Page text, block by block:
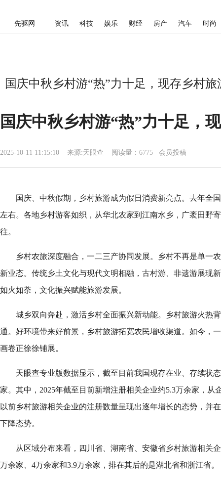
先驱网 资讯 科技 娱乐 财经 房产 汽车 时尚
国庆中秋乡村游“热”力十足，现存乡村
国庆中秋乡村游“热”力十足，
2025-10-11 11:15:10 来源:天眼查 阅读量：6775 会员投稿
国庆、中秋假期，乡村旅游成为假日消费新亮点。去年全
左右。各地乡村游客如织，从华北农家到江南水乡，广袤田野
往。
乡村农旅深度融合，一二三产协同发展。乡村不再是单一
新业态。传统乡土文化与现代文明相融，古村游、非遗游展现
如火如荼，文化振兴赋能旅游发展。
城乡双向奔赴，激活乡村全面振兴新动能。乡村旅游火热
通。好环境带来好前景，乡村旅游拓宽农民增收渠道。如今，
画卷正徐徐铺展。
天眼查专业版数据显示，截至目前我国现存在业、存续状
家。其中，2025年截至目前新增注册相关企业约5.3万余家，从
以前乡村旅游相关企业的注册数量呈现出逐年增长的态势，并
下降态势。
从区域分布来看，四川省、湖南省、安徽省乡村旅游相关
万余家、4万余家和3.9万余家，排在其后的是湖北省和浙江省。